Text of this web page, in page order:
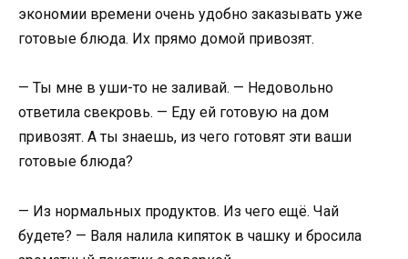
экономии времени очень удобно заказывать уже
готовые блюда. Их прямо домой привозят.
— Ты мне в уши-то не заливай. — Недовольно
ответила свекровь. — Еду ей готовую на дом
привозят. А ты знаешь, из чего готовят эти ваши
готовые блюда?
— Из нормальных продуктов. Из чего ещё. Чай
будете? — Валя налила кипяток в чашку и бросила